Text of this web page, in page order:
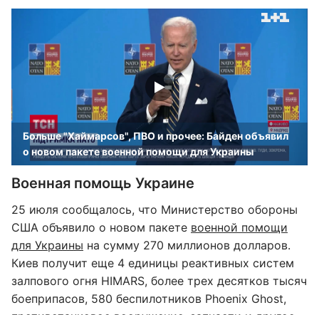
Больше "Хаймарсов", ПВО и прочее: Байден объявил
о новом пакете военной помощи для Украины
Военная помощь Украине
25 июля сообщалось, что Министерство обороны
США объявило о новом пакете военной помощи
для Украины на сумму 270 миллионов долларов.
Киев получит еще 4 единицы реактивных систем
залпового огня HIMARS, более трех десятков тысяч
боеприпасов, 580 беспилотников Phoenix Ghost,